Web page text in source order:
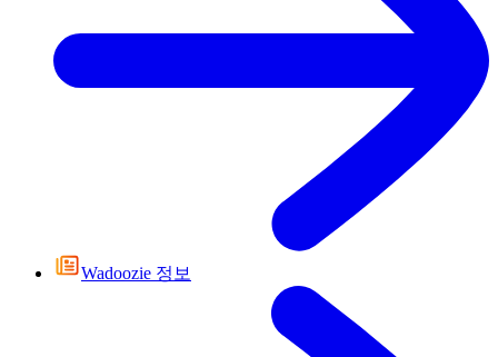
Wadoozie 정보